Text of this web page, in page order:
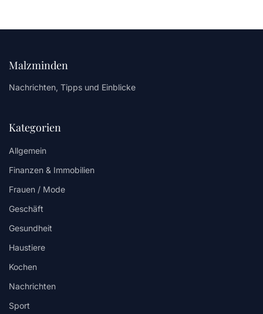
Malzminden
Nachrichten, Tipps und Einblicke
Kategorien
Allgemein
Finanzen & Immobilien
Frauen / Mode
Geschäft
Gesundheit
Haustiere
Kochen
Nachrichten
Sport